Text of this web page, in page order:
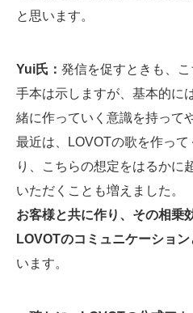
と思います。
Yui氏： 発信を促すときも、
手本は示しますが、基本的に
緒に作っていく意識を持って
最近は、LOVOTの歌を作っ
り、こちらの想定をはるかに
いただくことも増えました。
お客様と共に作り、その相乗
LOVOTのコミュニケーショ
います。